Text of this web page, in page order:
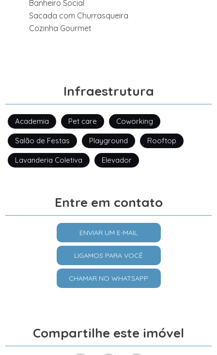
Banheiro Social
Sacada com Churrasqueira
Cozinha Gourmet
Infraestrutura
Academia Pet care Coworking
Salão de Festas Playground Rooftop
Lavanderia Coletiva Elevador
Entre em contato
ENVIAR UM E-MAIL
LIGAMOS PARA VOCÊ
CHAMAR NO WHATSAPP
Compartilhe este imóvel